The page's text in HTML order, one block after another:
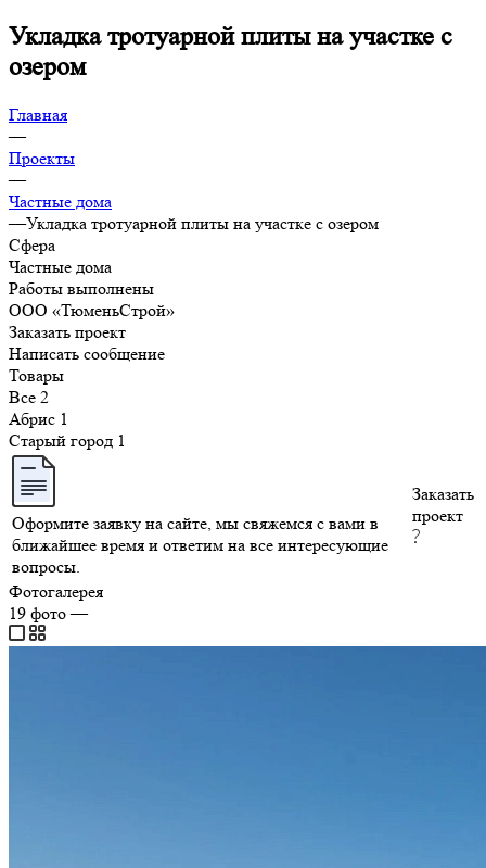
Укладка тротуарной плиты на участке с
озером
Главная
—
Проекты
—
Частные дома
—Укладка тротуарной плиты на участке с озером
Сфера
Частные дома
Работы выполнены
ООО «ТюменьСтрой»
Заказать проект
Написать сообщение
Товары
Все 2
Абрис 1
Старый город 1
Оформите заявку на сайте, мы свяжемся с вами в
ближайшее время и ответим на все интересующие
вопросы.
Заказать
проект
Фотогалерея
19 фото—